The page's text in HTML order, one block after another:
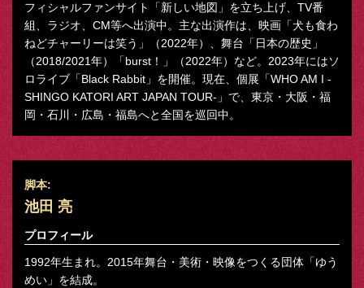
フィシャルファンサイト「新しい地図」を立ち上げ、TV番
組、ラジオ、CM等へ出演中。主な出演作は、映画「犬も食わ
ねどチャーリーは笑う」（2022年）、舞台「日本の歴史」
（2018/2021年）「burst！」（2022年）など。2023年にはソ
ロライブ「Black Rabbit」を開催。現在、個展「WHO AM I -
SHINGO KATORI ART JAPAN TOUR-」で、東京・大阪・福
岡・石川・広島・福島へと全国を巡回中。
脚本:
池田 亮
プロフィール
1992年生まれ。2015年舞台・美術・映像をつくる団体「ゆう
めい」を結成。